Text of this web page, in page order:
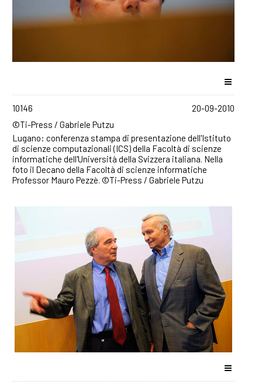
10146
20-09-2010
©Ti-Press / Gabriele Putzu
Lugano: conferenza stampa di presentazione dell'Istituto
di scienze computazionali (ICS) della Facoltà di scienze
informatiche dell'Università della Svizzera italiana. Nella
foto il Decano della Facoltà di scienze informatiche
Professor Mauro Pezzè. ©Ti-Press / Gabriele Putzu